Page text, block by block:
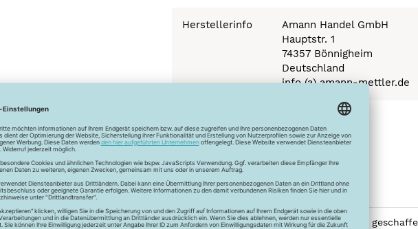
Herstellerinfo
Amann Handel GmbH
Hauptstr. 1
74357 Bönnigheim
Deutschland
info (a) amann-mettler.de
was zusammen gehört und das über Jahre. Der Faden ist für Nähte